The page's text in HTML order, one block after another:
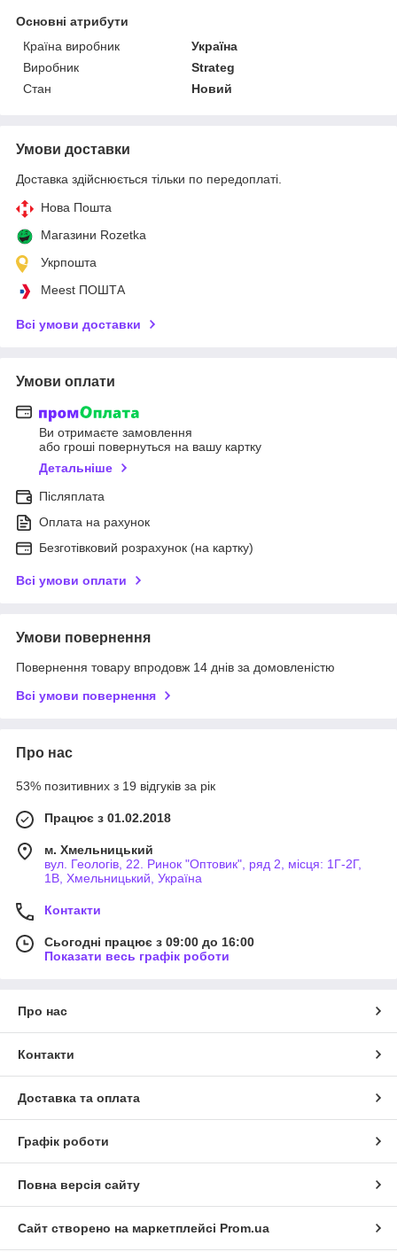
Основні атрибути
Країна виробник
Україна
Виробник
Strateg
Стан
Новий
Умови доставки
Доставка здійснюється тільки по передоплаті.
Нова Пошта
Магазини Rozetka
Укрпошта
Meest ПОШТА
Всі умови доставки
Умови оплати
Ви отримаєте замовлення
або гроші повернуться на вашу картку
Детальніше
Післяплата
Оплата на рахунок
Безготівковий розрахунок (на картку)
Всі умови оплати
Умови повернення
Повернення товару впродовж 14 днів за домовленістю
Всі умови повернення
Про нас
53% позитивних з 19 відгуків за рік
Працює з 01.02.2018
м. Хмельницький
вул. Геологів, 22. Ринок "Оптовик", ряд 2, місця: 1Г-2Г,
1В, Хмельницький, Україна
Контакти
Сьогодні працює з 09:00 до 16:00
Показати весь графік роботи
Про нас
Контакти
Доставка та оплата
Графік роботи
Повна версія сайту
Сайт створено на маркетплейсі Prom.ua